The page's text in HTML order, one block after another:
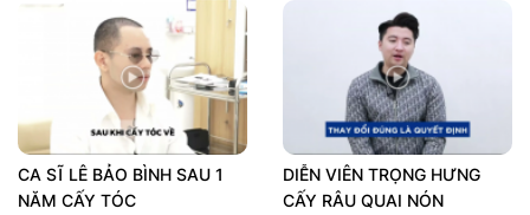
CA SĨ LÊ BẢO BÌNH SAU 1
NĂM CẤY TÓC
DIỄN VIÊN TRỌNG HƯNG
CẤY RÂU QUAI NÓN